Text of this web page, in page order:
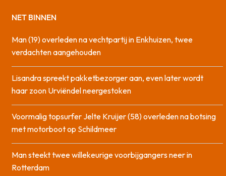
NET BINNEN
Man (19) overleden na vechtpartij in Enkhuizen, twee
verdachten aangehouden
Lisandra spreekt pakketbezorger aan, even later wordt
haar zoon Urviëndel neergestoken
Voormalig topsurfer Jelte Kruijer (58) overleden na botsing
met motorboot op Schildmeer
Man steekt twee willekeurige voorbijgangers neer in
Rotterdam